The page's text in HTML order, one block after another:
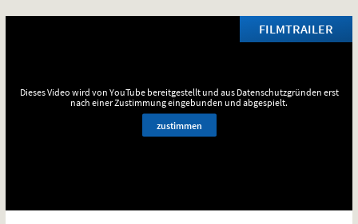
FILMTRAILER
Dieses Video wird von YouTube bereitgestellt und aus Datenschutzgründen erst
nach einer Zustimmung eingebunden und abgespielt.
zustimmen